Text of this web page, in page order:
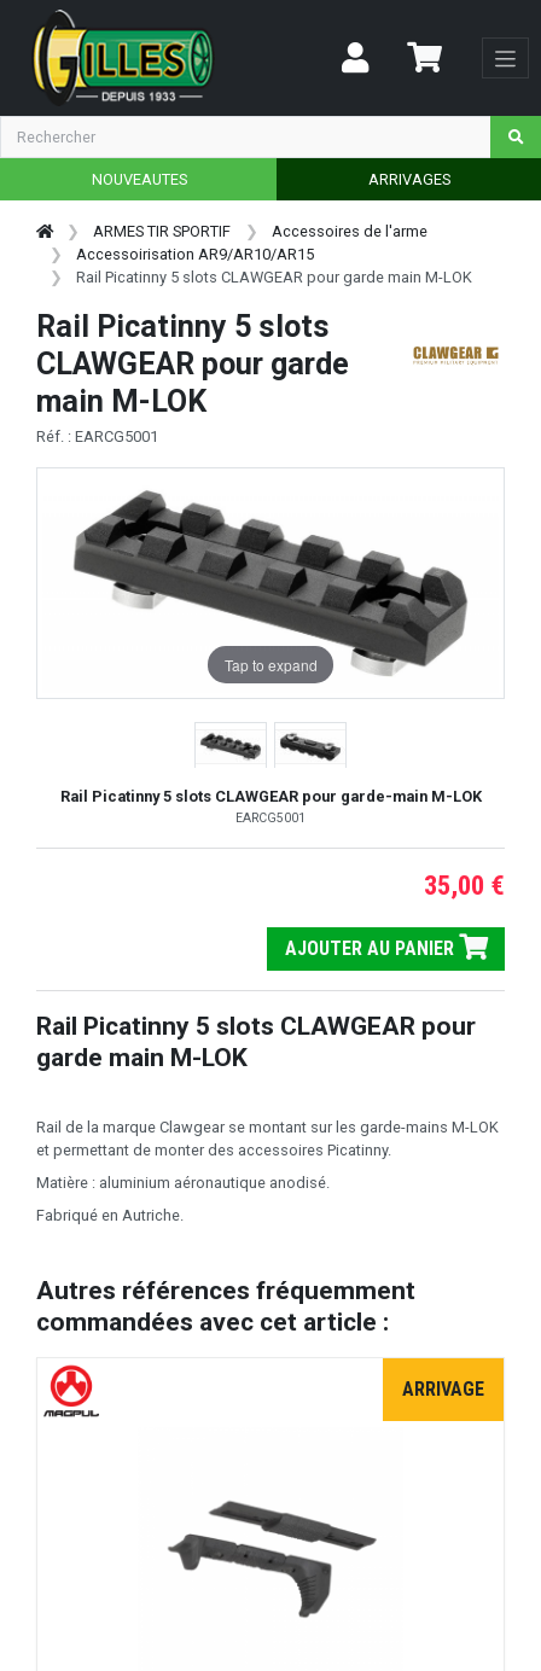
NOUVEAUTES ARRIVAGES
ARMES TIR SPORTIF
Accessoires de l'arme
Accessoirisation AR9/AR10/AR15
Rail Picatinny 5 slots CLAWGEAR pour garde main M-LOK
Rail Picatinny 5 slots
CLAWGEAR pour garde
main M-LOK
Réf. : EARCG5001
Tap to expand
Rail Picatinny 5 slots CLAWGEAR pour garde-main M-LOK
EARCG5001
35,00 €
AJOUTER AU PANIER
Rail Picatinny 5 slots CLAWGEAR pour
garde main M-LOK
Rail de la marque Clawgear se montant sur les garde-mains M-LOK
et permettant de monter des accessoires Picatinny.
Matière : aluminium aéronautique anodisé.
Fabriqué en Autriche.
Autres références fréquemment
commandées avec cet article :
ARRIVAGE